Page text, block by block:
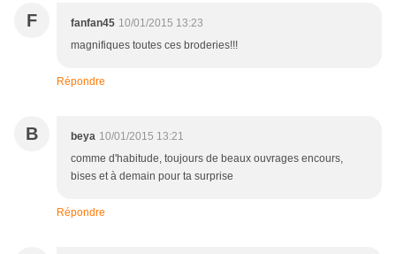
F fanfan45 10/01/2015 13:23
magnifiques toutes ces broderies!!!
Répondre
B beya 10/01/2015 13:21
comme d'habitude, toujours de beaux ouvrages encours,
bises et à demain pour ta surprise
Répondre